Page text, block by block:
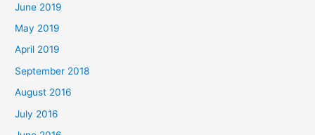
June 2019
May 2019
April 2019
September 2018
August 2016
July 2016